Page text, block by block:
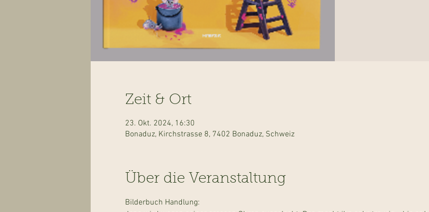
Zeit & Ort
23. Okt. 2024, 16:30
Bonaduz, Kirchstrasse 8, 7402 Bonaduz, Schweiz
Über die Veranstaltung
Bilderbuch Handlung: